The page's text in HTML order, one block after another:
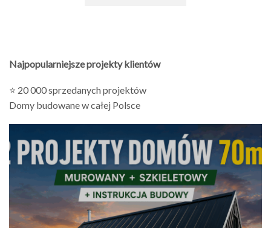
Najpopularniejsze projekty klientów
⭐ 20 000 sprzedanych projektów
Domy budowane w całej Polsce